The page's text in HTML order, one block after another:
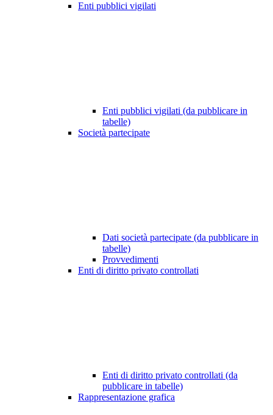
Enti pubblici vigilati
Enti pubblici vigilati (da pubblicare in
tabelle)
Società partecipate
Dati società partecipate (da pubblicare in
tabelle)
Provvedimenti
Enti di diritto privato controllati
Enti di diritto privato controllati (da
pubblicare in tabelle)
Rappresentazione grafica